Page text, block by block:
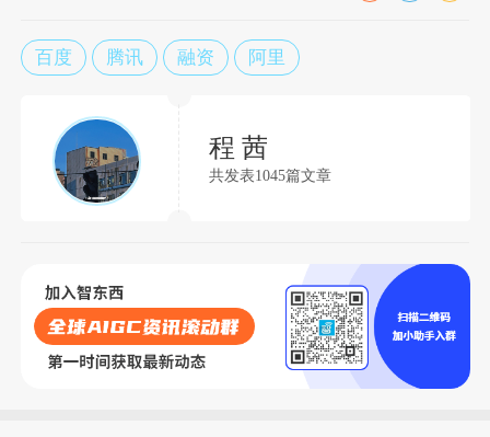
百度 腾讯 融资 阿里
程 茜
共发表1045篇文章